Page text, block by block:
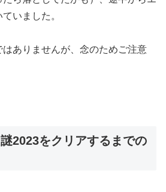
いました。
ありませんが、念のためご注意
2023をクリアするまでの